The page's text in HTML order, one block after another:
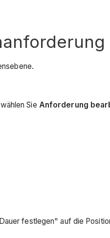
Sie Anforderung
festlegen" auf die